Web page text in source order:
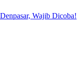
Wajib Dicoba!